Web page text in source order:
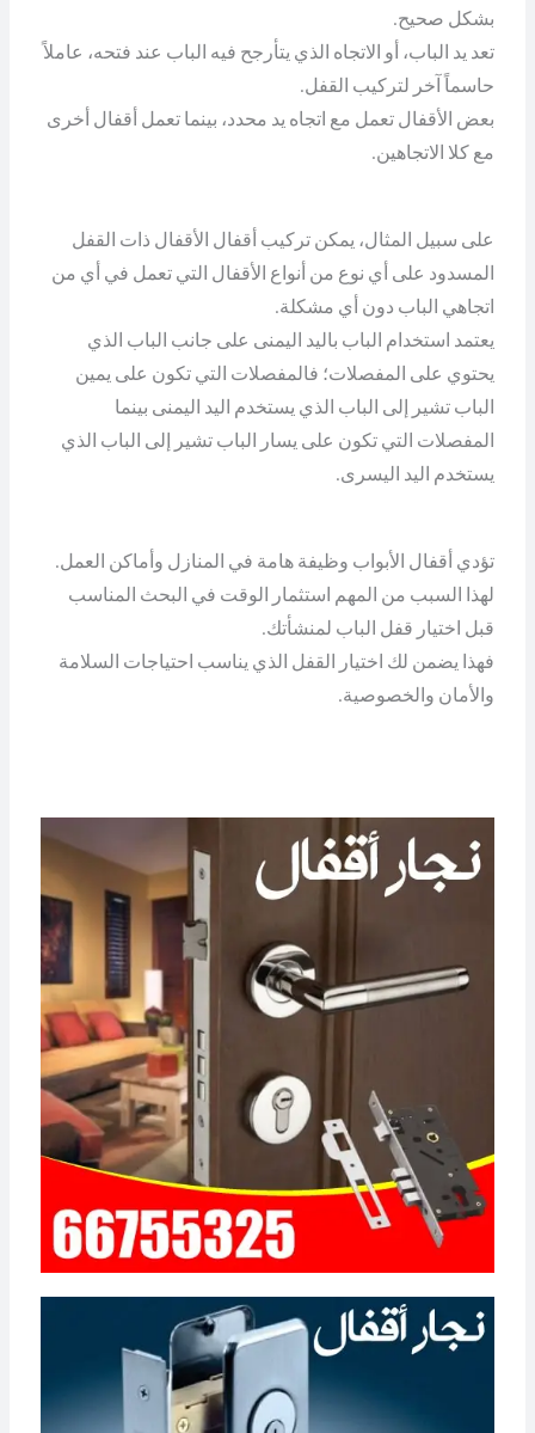
بشكل صحيح.
تعد يد الباب، أو الاتجاه الذي يتأرجح فيه الباب عند فتحه، عاملاً
حاسماً آخر لتركيب القفل.
بعض الأقفال تعمل مع اتجاه يد محدد، بينما تعمل أقفال أخرى
مع كلا الاتجاهين.
على سبيل المثال، يمكن تركيب أقفال الأقفال ذات القفل
المسدود على أي نوع من أنواع الأقفال التي تعمل في أي من
اتجاهي الباب دون أي مشكلة.
يعتمد استخدام الباب باليد اليمنى على جانب الباب الذي
يحتوي على المفصلات؛ فالمفصلات التي تكون على يمين
الباب تشير إلى الباب الذي يستخدم اليد اليمنى بينما
المفصلات التي تكون على يسار الباب تشير إلى الباب الذي
يستخدم اليد اليسرى.
تؤدي أقفال الأبواب وظيفة هامة في المنازل وأماكن العمل.
لهذا السبب من المهم استثمار الوقت في البحث المناسب
قبل اختيار قفل الباب لمنشأتك.
فهذا يضمن لك اختيار القفل الذي يناسب احتياجات السلامة
والأمان والخصوصية.